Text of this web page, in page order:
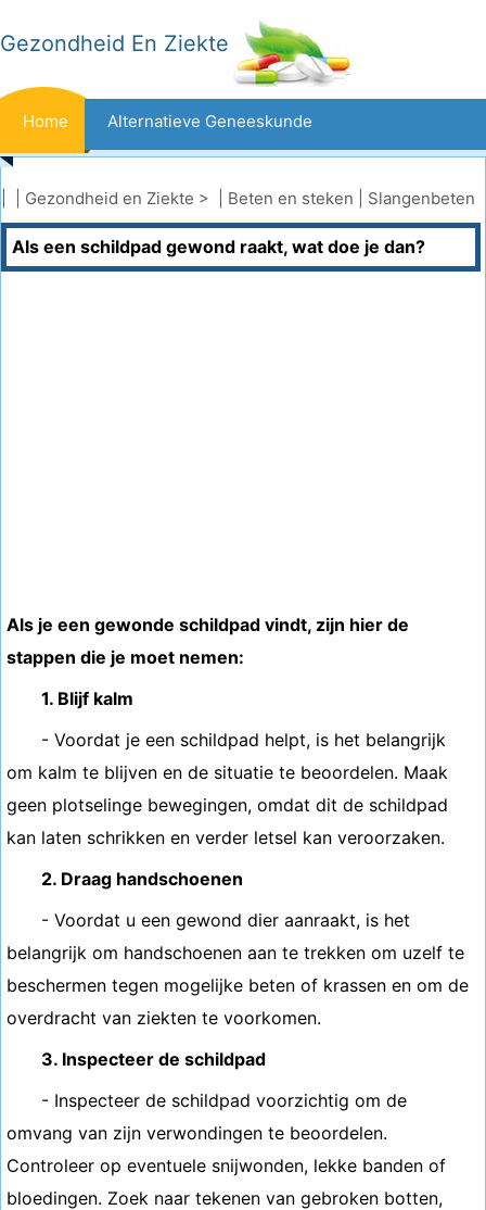
Gezondheid En Ziekte
Home Alternatieve Geneeskunde
Beten En Steken Kanker
Aandoeningen En Behandelingen Mond- En Tandzorg
Gezondheid en Ziekte > | Beten en steken Slangenbeten
Als een schildpad gewond raakt, wat doe je dan?
Als je een gewonde schildpad vindt, zijn hier de
stappen die je moet nemen:
1. Blijf kalm
- Voordat je een schildpad helpt, is het belangrijk
om kalm te blijven en de situatie te beoordelen. Maak
geen plotselinge bewegingen, omdat dit de schildpad
kan laten schrikken en verder letsel kan veroorzaken.
2. Draag handschoenen
- Voordat u een gewond dier aanraakt, is het
belangrijk om handschoenen aan te trekken om uzelf te
beschermen tegen mogelijke beten of krassen en om de
overdracht van ziekten te voorkomen.
3. Inspecteer de schildpad
- Inspecteer de schildpad voorzichtig om de
omvang van zijn verwondingen te beoordelen.
Controleer op eventuele snijwonden, lekke banden of
bloedingen. Zoek naar tekenen van gebroken botten,